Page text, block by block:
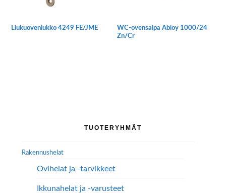
Liukuovenlukko 4249 FE/JME
WC-ovensalpa Abloy 1000/24
Zn/Cr
TUOTERYHMÄT
Rakennushelat
Ovihelat ja -tarvikkeet
Ikkunahelat ja -varusteet